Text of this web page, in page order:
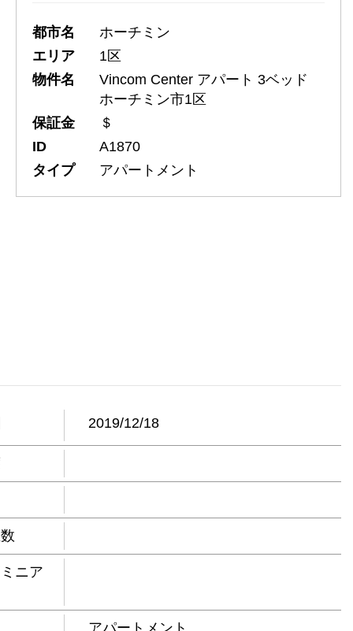
都市名
ホーチミン
エリア
1区
物件名
Vincom Center アパート 3ベッド
ホーチミン市1区
保証金
＄
ID
A1870
タイプ
アパートメント
2019/12/18
ニア
アパートメント